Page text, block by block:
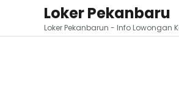
Loker Pekanbaru
Loker Pekanbarun - Info Lowongan